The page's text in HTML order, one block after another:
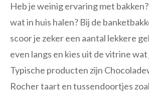
Heb je weinig ervaring met
wat in huis halen? Bij de
scoor je zeker een aantal lekkere
even langs en kies uit de vitrine
Typische producten zijn
Rocher taart en tussendoortjes